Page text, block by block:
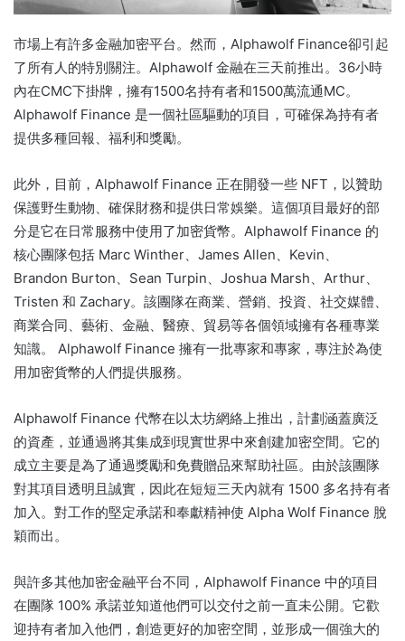
市場上有許多金融加密平台。 然而，Alphawolf Finance卻引起
了所有人的特別關注。 Alphawolf 金融在三天前推出。 36小時
內在CMC下掛牌，擁有1500名持有者和1500萬流通MC。
Alphawolf Finance 是一個社區驅動的項目，可確保為持有者
提供多種回報、福利和獎勵。
此外，目前，Alphawolf Finance 正在開發一些 NFT，以贊助
保護野生動物、確保財務和提供日常娛樂。 這個項目最好的部
分是它在日常服務中使用了加密貨幣。 Alphawolf Finance 的
核心團隊包括 Marc Winther、James Allen、Kevin、
Brandon Burton、Sean Turpin、Joshua Marsh、Arthur、
Tristen 和 Zachary。 該團隊在商業、營銷、投資、社交媒體、
商業合同、藝術、金融、醫療、貿易等各個領域擁有各種專業
知識。 Alphawolf Finance 擁有一批專家和專家，專注於為使
用加密貨幣的人們提供服務。
Alphawolf Finance 代幣在以太坊網絡上推出，計劃涵蓋廣泛
的資產，並通過將其集成到現實世界中來創建加密空間。 它的
成立主要是為了通過獎勵和免費贈品來幫助社區。 由於該團隊
對其項目透明且誠實，因此在短短三天內就有 1500 多名持有者
加入。 對工作的堅定承諾和奉獻精神使 Alpha Wolf Finance 脫
穎而出。
與許多其他加密金融平台不同，Alphawolf Finance 中的項目
在團隊 100% 承諾並知道他們可以交付之前一直未公開。 它歡
迎持有者加入他們，創造更好的加密空間，並形成一個強大的